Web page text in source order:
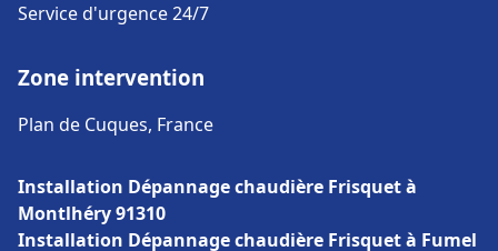
Service d'urgence 24/7
Zone intervention
Plan de Cuques, France
Installation Dépannage chaudière Frisquet à
Montlhéry 91310
Installation Dépannage chaudière Frisquet à Fumel